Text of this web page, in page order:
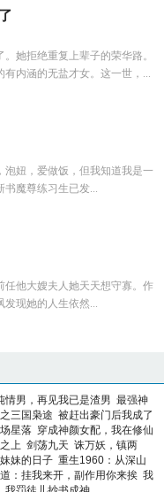
她拒绝重复上辈子的荣华路。
内涵的无盐才女。这一世，...
泡妞，爱做饭，但我知道我是一
书魔尊练习生已发...
他大嫂夫人她天天想守寡。作
发现她的人生依然...
情男，再见我已是渣男 最强神
三国枭途 被赶出豪门后我成了
星落 穿成神颜女配，我在修仙
上 剑荡九天 诛万妖，镇两
妹的日子 重生1960：从深山
：挂我来开，副作用你来挨 我